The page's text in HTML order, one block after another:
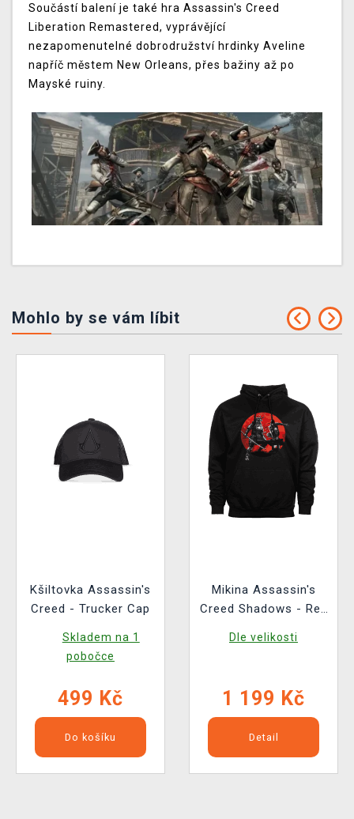
Součástí balení je také hra Assassin's Creed
Liberation Remastered, vyprávějící
nezapomenutelné dobrodružství hrdinky Aveline
napříč městem New Orleans, přes bažiny až po
Mayské ruiny.
Mohlo by se vám líbit
Kšiltovka Assassin's
Creed - Trucker Cap
Skladem na 1
pobočce
499 Kč
Do košíku
Mikina Assassin's
Creed Shadows - Red
Dle velikosti
1 199 Kč
Detail